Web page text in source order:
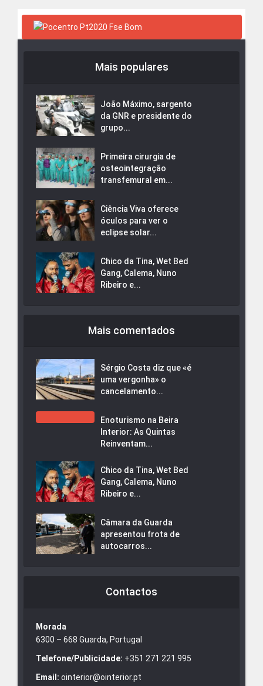
Mais populares
João Máximo, sargento
da GNR e presidente do
grupo...
Primeira cirurgia de
osteointegração
transfemural em...
Ciência Viva oferece
óculos para ver o
eclipse solar...
Chico da Tina, Wet Bed
Gang, Calema, Nuno
Ribeiro e...
Mais comentados
Sérgio Costa diz que «é
uma vergonha» o
cancelamento...
Enoturismo na Beira
Interior: As Quintas
Reinventam...
Chico da Tina, Wet Bed
Gang, Calema, Nuno
Ribeiro e...
Câmara da Guarda
apresentou frota de
autocarros...
Contactos
Morada
6300 – 668 Guarda, Portugal
Telefone/Publicidade: +351 271 221 995
Email: ointerior@ointerior.pt